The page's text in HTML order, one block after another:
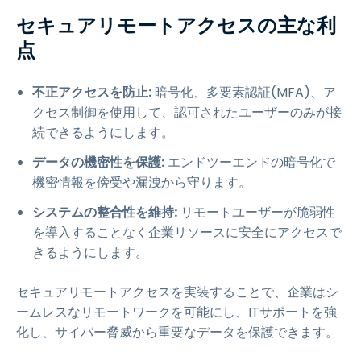
セキュアリモートアクセスの主な利
点
不正アクセスを防止: 暗号化、多要素認証(MFA)、ア
クセス制御を使用して、認可されたユーザーのみが接
続できるようにします。
データの機密性を保護: エンドツーエンドの暗号化で
機密情報を傍受や漏洩から守ります。
システムの整合性を維持: リモートユーザーが脆弱性
を導入することなく企業リソースに安全にアクセスで
きるようにします。
セキュアリモートアクセスを実装することで、企業はシ
ームレスなリモートワークを可能にし、ITサポートを強
化し、サイバー脅威から重要なデータを保護できます。